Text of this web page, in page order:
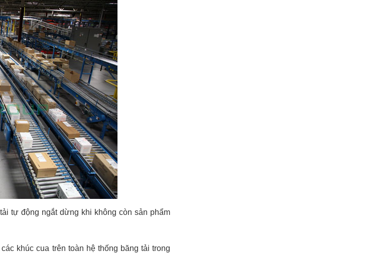
tự động ngắt dừng khi không còn sản phẩm
khúc cua trên toàn hệ thống băng tải trong